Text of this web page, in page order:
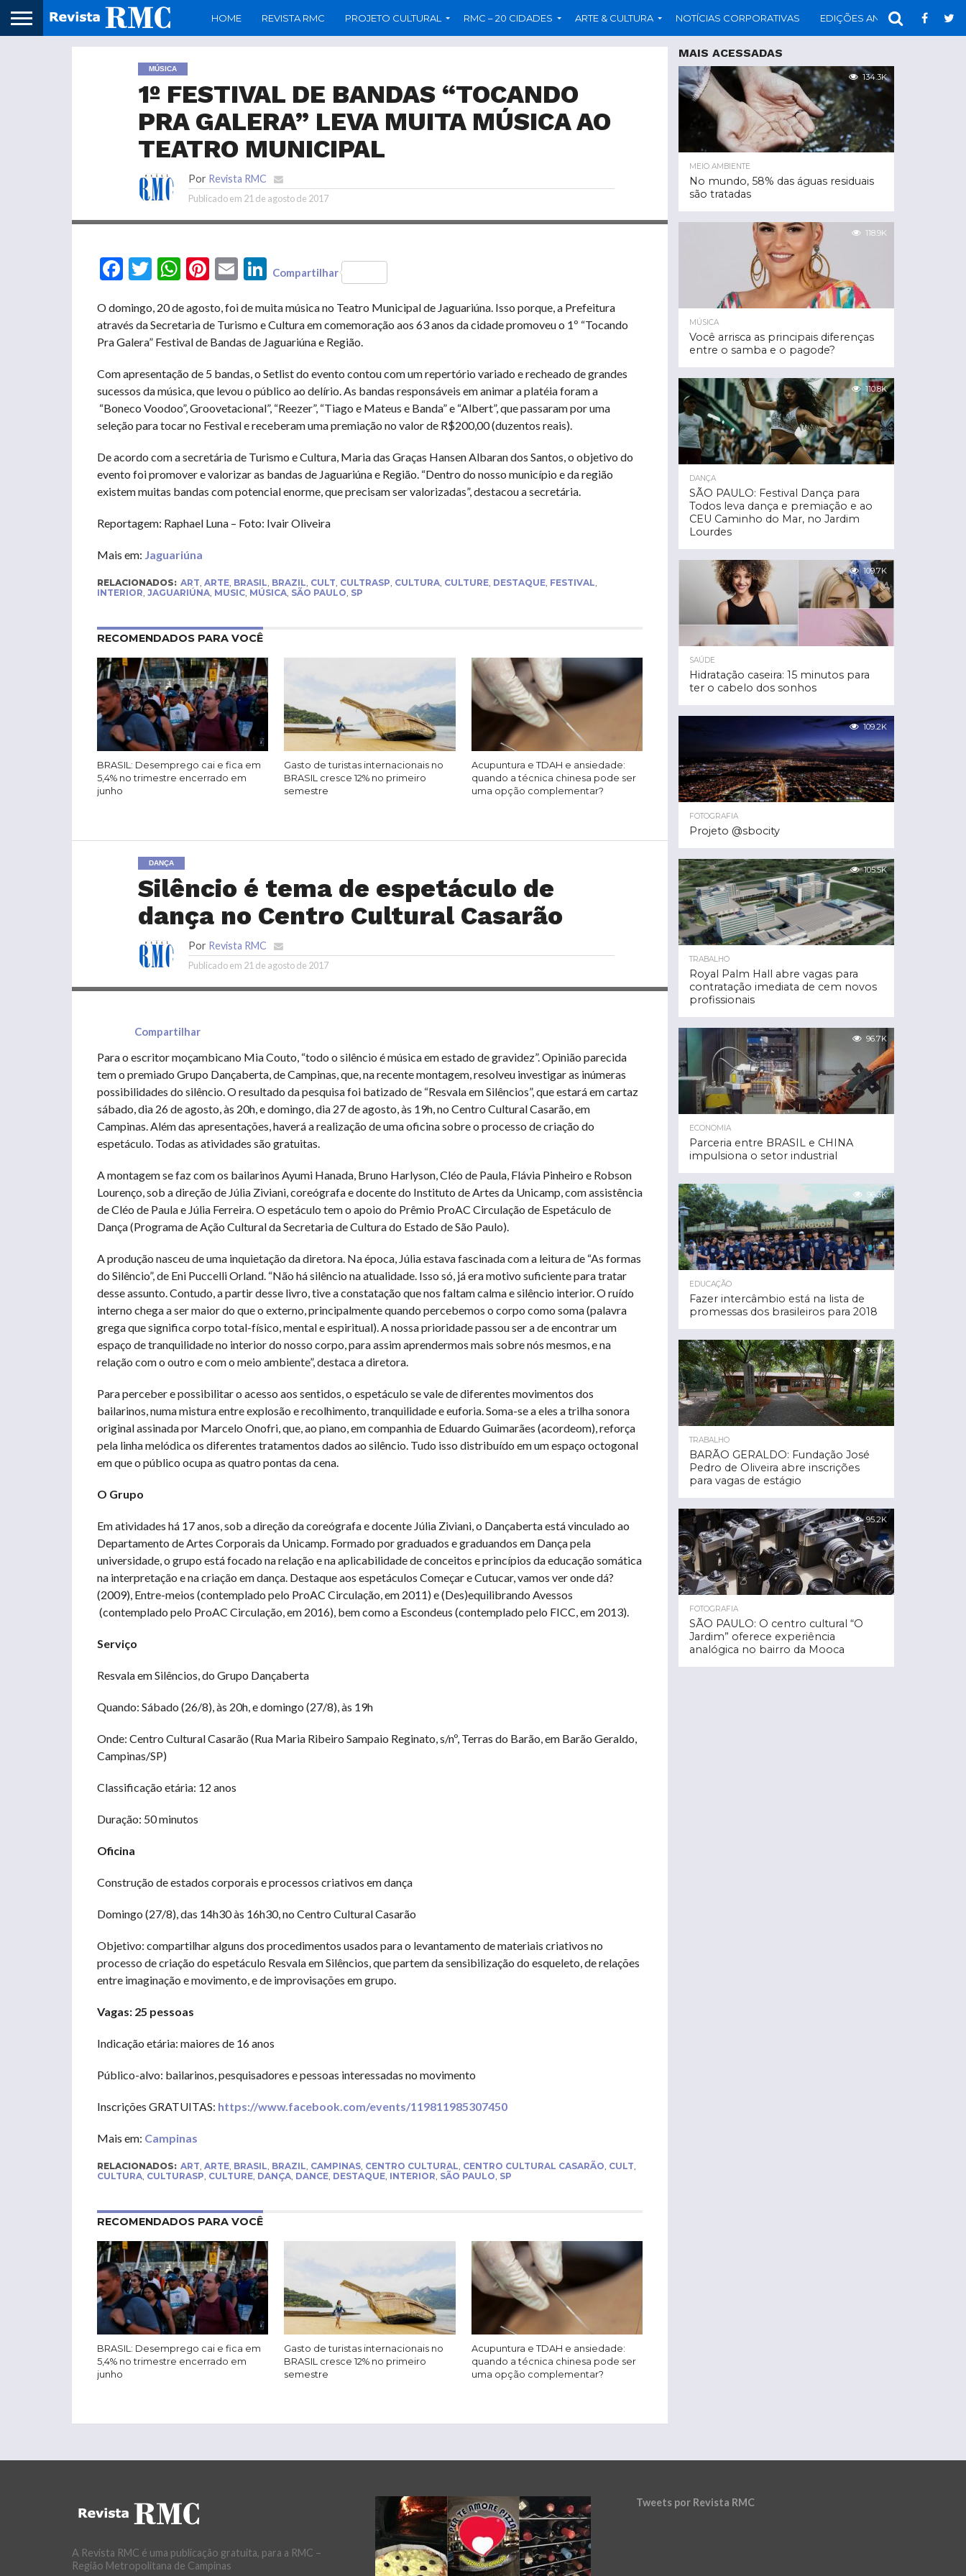
HOME REVISTA RMC PROJETO CULTURAL RMC – 20 CIDADES ARTE & CULTURA NOTÍCIAS CORPORATIVAS EDIÇÕES ANTERIORES
MÚSICA
1º FESTIVAL DE BANDAS “TOCANDO
PRA GALERA” LEVA MUITA MÚSICA AO
TEATRO MUNICIPAL
Por Revista RMC
Publicado em 21 de agosto de 2017
FacebookTwitterWhatsAppPinterest
Email LinkedIn
Compartilhar
O domingo, 20 de agosto, foi de muita música no Teatro Municipal de Jaguariúna. Isso porque, a Prefeitura
através da Secretaria de Turismo e Cultura em comemoração aos 63 anos da cidade promoveu o 1º “Tocando
Pra Galera” Festival de Bandas de Jaguariúna e Região.
Com apresentação de 5 bandas, o Setlist do evento contou com um repertório variado e recheado de grandes
sucessos da música, que levou o público ao delírio. As bandas responsáveis em animar a platéia foram a
“Boneco Voodoo”, Groovetacional”, “Reezer”, “Tiago e Mateus e Banda” e “Albert”, que passaram por uma
seleção para tocar no Festival e receberam uma premiação no valor de R$200,00 (duzentos reais).
De acordo com a secretária de Turismo e Cultura, Maria das Graças Hansen Albaran dos Santos, o objetivo do
evento foi promover e valorizar as bandas de Jaguariúna e Região. “Dentro do nosso município e da região
existem muitas bandas com potencial enorme, que precisam ser valorizadas”, destacou a secretária.
Reportagem: Raphael Luna – Foto: Ivair Oliveira
Mais em: Jaguariúna
RELACIONADOS: ART, ARTE, BRASIL, BRAZIL, CULT, CULTRASP, CULTURA, CULTURE, DESTAQUE, FESTIVAL,
INTERIOR, JAGUARIÚNA, MUSIC, MÚSICA, SÃO PAULO, SP
RECOMENDADOS PARA VOCÊ
BRASIL: Desemprego cai e fica em
5,4% no trimestre encerrado em
junho
Gasto de turistas internacionais no
BRASIL cresce 12% no primeiro
semestre
Acupuntura e TDAH e ansiedade:
quando a técnica chinesa pode ser
uma opção complementar?
DANÇA
Silêncio é tema de espetáculo de
dança no Centro Cultural Casarão
Por Revista RMC
Publicado em 21 de agosto de 2017
Compartilhar
Para o escritor moçambicano Mia Couto, “todo o silêncio é música em estado de gravidez”. Opinião parecida
tem o premiado Grupo Dançaberta, de Campinas, que, na recente montagem, resolveu investigar as inúmeras
possibilidades do silêncio. O resultado da pesquisa foi batizado de “Resvala em Silêncios”, que estará em cartaz
sábado, dia 26 de agosto, às 20h, e domingo, dia 27 de agosto, às 19h, no Centro Cultural Casarão, em
Campinas. Além das apresentações, haverá a realização de uma oficina sobre o processo de criação do
espetáculo. Todas as atividades são gratuitas.
A montagem se faz com os bailarinos Ayumi Hanada, Bruno Harlyson, Cléo de Paula, Flávia Pinheiro e Robson
Lourenço, sob a direção de Júlia Ziviani, coreógrafa e docente do Instituto de Artes da Unicamp, com assistência
de Cléo de Paula e Júlia Ferreira. O espetáculo tem o apoio do Prêmio ProAC Circulação de Espetáculo de
Dança (Programa de Ação Cultural da Secretaria de Cultura do Estado de São Paulo).
A produção nasceu de uma inquietação da diretora. Na época, Júlia estava fascinada com a leitura de “As formas
do Silêncio”, de Eni Puccelli Orland. “Não há silêncio na atualidade. Isso só, já era motivo suficiente para tratar
desse assunto. Contudo, a partir desse livro, tive a constatação que nos faltam calma e silêncio interior. O ruído
interno chega a ser maior do que o externo, principalmente quando percebemos o corpo como soma (palavra
grega que significa corpo total-físico, mental e espiritual). A nossa prioridade passou ser a de encontrar um
espaço de tranquilidade no interior do nosso corpo, para assim aprendermos mais sobre nós mesmos, e na
relação com o outro e com o meio ambiente”, destaca a diretora.
Para perceber e possibilitar o acesso aos sentidos, o espetáculo se vale de diferentes movimentos dos
bailarinos, numa mistura entre explosão e recolhimento, tranquilidade e euforia. Soma-se a eles a trilha sonora
original assinada por Marcelo Onofri, que, ao piano, em companhia de Eduardo Guimarães (acordeom), reforça
pela linha melódica os diferentes tratamentos dados ao silêncio. Tudo isso distribuído em um espaço octogonal
em que o público ocupa as quatro pontas da cena.
O Grupo
Em atividades há 17 anos, sob a direção da coreógrafa e docente Júlia Ziviani, o Dançaberta está vinculado ao
Departamento de Artes Corporais da Unicamp. Formado por graduados e graduandos em Dança pela
universidade, o grupo está focado na relação e na aplicabilidade de conceitos e princípios da educação somática
na interpretação e na criação em dança. Destaque aos espetáculos Começar e Cutucar, vamos ver onde dá?
(2009), Entre-meios (contemplado pelo ProAC Circulação, em 2011) e (Des)equilibrando Avessos
(contemplado pelo ProAC Circulação, em 2016), bem como a Escondeus (contemplado pelo FICC, em 2013).
Serviço
Resvala em Silêncios, do Grupo Dançaberta
Quando: Sábado (26/8), às 20h, e domingo (27/8), às 19h
Onde: Centro Cultural Casarão (Rua Maria Ribeiro Sampaio Reginato, s/nº, Terras do Barão, em Barão Geraldo,
Campinas/SP)
Classificação etária: 12 anos
Duração: 50 minutos
Oficina
Construção de estados corporais e processos criativos em dança
Domingo (27/8), das 14h30 às 16h30, no Centro Cultural Casarão
Objetivo: compartilhar alguns dos procedimentos usados para o levantamento de materiais criativos no
processo de criação do espetáculo Resvala em Silêncios, que partem da sensibilização do esqueleto, de relações
entre imaginação e movimento, e de improvisações em grupo.
Vagas: 25 pessoas
Indicação etária: maiores de 16 anos
Público-alvo: bailarinos, pesquisadores e pessoas interessadas no movimento
Inscrições GRATUITAS: https://www.facebook.com/events/119811985307450
Mais em: Campinas
RELACIONADOS: ART ARTE, BRASIL BRAZIL CAMPINAS, CENTRO CULTURAL CENTRO CULTURAL CASARÃO CULT
CULTURA, CULTURASP CULTURE, DANÇA, DANCE, DESTAQUE, INTERIOR SÃO PAULO SP
RECOMENDADOS PARA VOCÊ
BRASIL: Desemprego cai e fica em
5,4% no trimestre encerrado em
junho
Gasto de turistas internacionais no
BRASIL cresce 12% no primeiro
semestre
Acupuntura e TDAH e ansiedade:
quando a técnica chinesa pode ser
uma opção complementar?
MAIS ACESSADAS
134.3K
MEIO AMBIENTE
No mundo, 58% das águas residuais
são tratadas
118.9K
MÚSICA
Você arrisca as principais diferenças
entre o samba e o pagode?
110.8K
DANÇA
SÃO PAULO: Festival Dança para
Todos leva dança e premiação e ao
CEU Caminho do Mar, no Jardim
Lourdes
109.7K
SAÚDE
Hidratação caseira: 15 minutos para
ter o cabelo dos sonhos
109.2K
FOTOGRAFIA
Projeto @sbocity
105.5K
TRABALHO
Royal Palm Hall abre vagas para
contratação imediata de cem novos
profissionais
96.7K
ECONOMIA
Parceria entre BRASIL e CHINA
impulsiona o setor industrial
96.3K
EDUCAÇÃO
Fazer intercâmbio está na lista de
promessas dos brasileiros para 2018
96.3K
TRABALHO
BARÃO GERALDO: Fundação José
Pedro de Oliveira abre inscrições
para vagas de estágio
95.2K
FOTOGRAFIA
SÃO PAULO: O centro cultural “O
Jardim” oferece experiência
analógica no bairro da Mooca
A Revista RMC é uma publicação gratuita, para a RMC –
Região Metropolitana de Campinas
Tweets por Revista RMC